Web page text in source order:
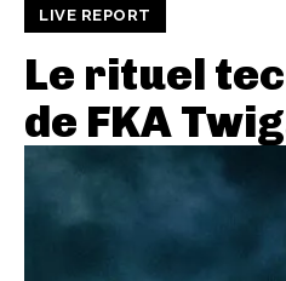
LIVE REPORT
Le rituel
de FKA